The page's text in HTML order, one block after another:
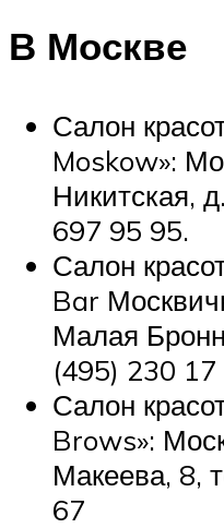
В Москве
Салон
Moskow»:
Никитская,
697 95 95.
Салон
Bar
Малая
(495) 230 17
Салон
Brows»:
Макеева, 8,
67